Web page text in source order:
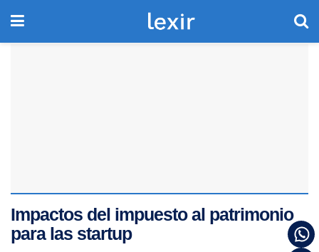
Impactos del impuesto al patrimonio
para las startup